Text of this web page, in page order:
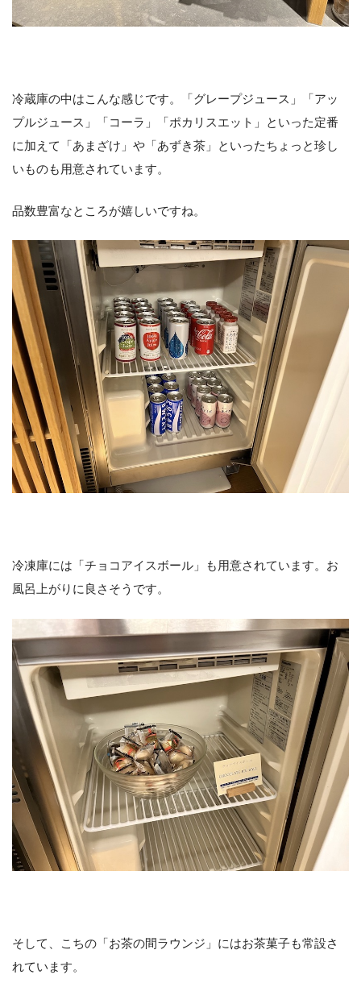
冷蔵庫の中はこんな感じです。「グレープジュース」「アッ
プルジュース」「コーラ」「ポカリスエット」といった定番
に加えて「あまざけ」や「あずき茶」といったちょっと珍し
いものも用意されています。
品数豊富なところが嬉しいですね。
冷凍庫には「チョコアイスボール」も用意されています。お
風呂上がりに良さそうです。
そして、こちの「お茶の間ラウンジ」にはお茶菓子も常設さ
れています。